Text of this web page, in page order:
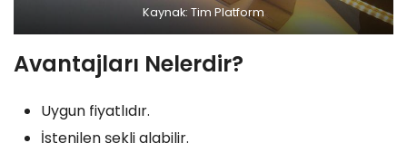
Kaynak: Tim Platform
Avantajları Nelerdir?
Uygun fiyatlıdır.
İstenilen şekli alabilir.